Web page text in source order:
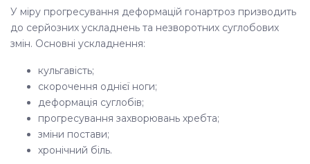
У міру прогресування деформацій гонартроз призводить
до серйозних ускладнень та незворотних суглобових
змін. Основні ускладнення:
кульгавість;
скорочення однієї ноги;
деформація суглобів;
прогресування захворювань хребта;
зміни постави;
хронічний біль.